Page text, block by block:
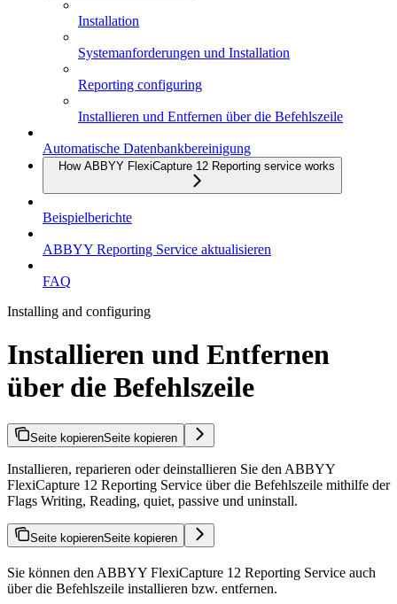
Installation
Systemanforderungen und Installation
Reporting configuring
Installieren und Entfernen über die Befehlszeile
Automatische Datenbankbereinigung
How ABBYY FlexiCapture 12 Reporting service works
Beispielberichte
ABBYY Reporting Service aktualisieren
FAQ
Installing and configuring
Installieren und Entfernen
über die Befehlszeile
Seite kopierenSeite kopieren
Installieren, reparieren oder deinstallieren Sie den ABBYY
FlexiCapture 12 Reporting Service über die Befehlszeile mithilfe der
Flags Writing, Reading, quiet, passive und uninstall.
Seite kopierenSeite kopieren
Sie können den ABBYY FlexiCapture 12 Reporting Service auch
über die Befehlszeile installieren bzw. entfernen.